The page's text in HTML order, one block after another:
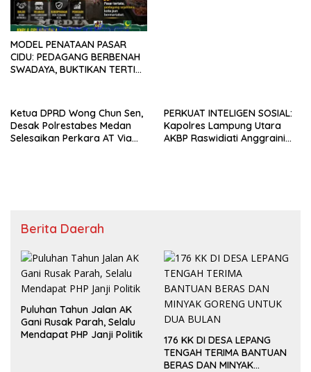
MODEL PENATAAN PASAR
CIDU: PEDAGANG BERBENAH
SWADAYA, BUKTIKAN TERTIB
Ketua DPRD Wong Chun Sen,
Desak Polrestabes Medan
Selesaikan Perkara AT Via
PERKUAT INTELIGEN SOSIAL:
Kapolres Lampung Utara
AKBP Raswidiati Anggraini
Berita Daerah
Puluhan Tahun Jalan AK
Gani Rusak Parah, Selalu
Mendapat PHP Janji Politik
176 KK DI DESA LEPANG
TENGAH TERIMA BANTUAN
BERAS DAN MINYAK